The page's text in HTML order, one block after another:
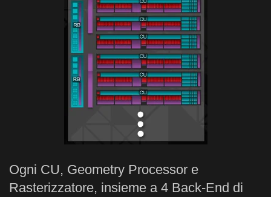
Ogni CU, Geometry Processor e
Rasterizzatore, insieme a 4 Back-End di